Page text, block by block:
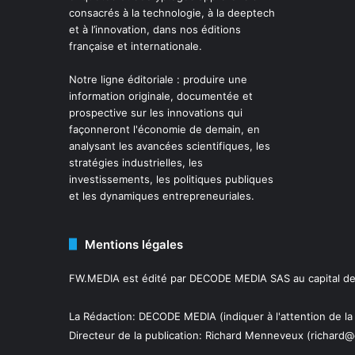
consacrés à la technologie, à la deeptech
et à l’innovation, dans nos éditions
française et internationale.
Notre ligne éditoriale : produire une
information originale, documentée et
prospective sur les innovations qui
façonneront l'économie de demain, en
analysant les avancées scientifiques, les
stratégies industrielles, les
investissements, les politiques publiques
et les dynamiques entrepreneuriales.
Mentions légales
FW.MEDIA est édité par DECODE MEDIA SAS au capital
La Rédaction: DECODE MEDIA (indiquer à l'attention de
Directeur de la publication: Richard Menneveux